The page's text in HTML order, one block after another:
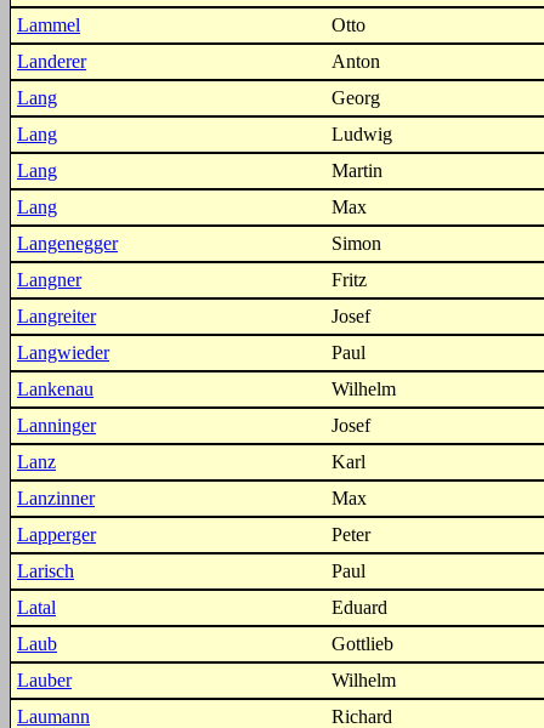
Lammel
Otto
Landerer
Anton
Lang
Georg
Lang
Ludwig
Lang
Martin
Lang
Max
Langenegger
Simon
Langner
Fritz
Langreiter
Josef
Langwieder
Paul
Lankenau
Wilhelm
Lanninger
Josef
Lanz
Karl
Lanzinner
Max
Lapperger
Peter
Larisch
Paul
Latal
Eduard
Laub
Gottlieb
Lauber
Wilhelm
Laumann
Richard